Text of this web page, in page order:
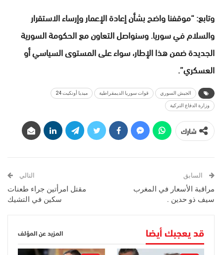
وتابع: “موقفنا واضح بشأن إعادة الإعمار وإرساء الاستقرار
والسلام في سوريا. وسنواصل التعاون مع الحكومة السورية
الجديدة ضمن هذا الإطار، سواء على المستوى السياسي أو
العسكري”.
الجيش السوري قوات سوريا الديمقراطية ميديا أونكيت 24
وزارة الدفاع التركية
شارك
السابق
مراقبة الأسعار في المغرب
سيف ذو حدين .
التالي
مقتل امرأتين جراء طعنات
سكين في التشيك
قد يعجبك أيضا المزيد عن المؤلف